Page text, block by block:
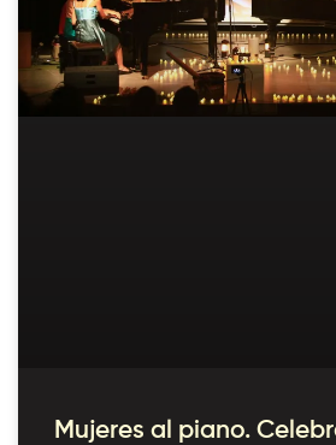
Mujeres al piano.